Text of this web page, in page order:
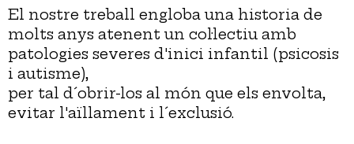
El nostre treball engloba una historia de
molts anys atenent un col·lectiu amb
patologies severes d'inici infantil (psicosis
i autisme),
per tal d´obrir-los al món que els envolta,
evitar l'aïllament i l´exclusió.